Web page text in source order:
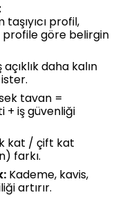
profil,
göre belirgin
açıklık daha kalın
tavan =
iş güvenliği
kat / çift kat
farkı.
Kademe, kavis,
artırır.